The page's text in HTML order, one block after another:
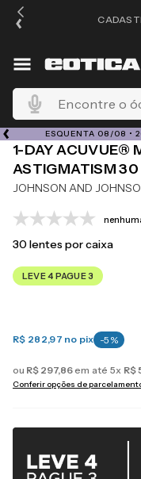
Encontre o óculos
ESQUENTA 08/08 •
Lentes De
1-DAY ACUVUE®
ASTIGMATISM 30
JOHNSON AND
30lentes por caixa
LEVE 4 PAGUE 3
R$ 282,97 no pix -5 %
ou R$ 297,86 em até 5x R$
Conferir opções de